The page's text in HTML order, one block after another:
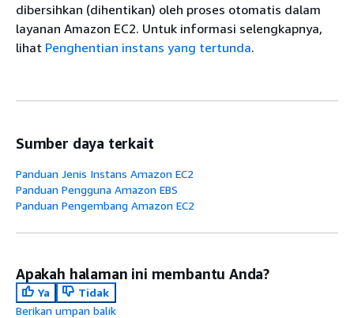
dibersihkan (dihentikan) oleh proses otomatis dalam
layanan Amazon EC2. Untuk informasi selengkapnya,
lihat Penghentian instans yang tertunda.
Sumber daya terkait
Panduan Jenis Instans Amazon EC2
Panduan Pengguna Amazon EBS
Panduan Pengembang Amazon EC2
Apakah halaman ini membantu Anda?
Ya
Tidak
Berikan umpan balik